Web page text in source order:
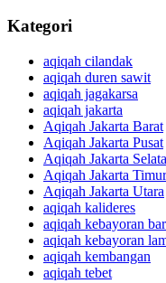
Kategori
aqiqah cilandak
aqiqah duren sawit
aqiqah jagakarsa
aqiqah jakarta
Aqiqah Jakarta Barat
Aqiqah Jakarta Pusat
Aqiqah Jakarta
Aqiqah Jakarta Timur
Aqiqah Jakarta Utara
aqiqah kalideres
aqiqah kebayoran
aqiqah kebayoran
aqiqah kembangan
aqiqah tebet